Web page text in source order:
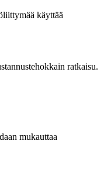
käyttää
ratkaisu.
mukauttaa